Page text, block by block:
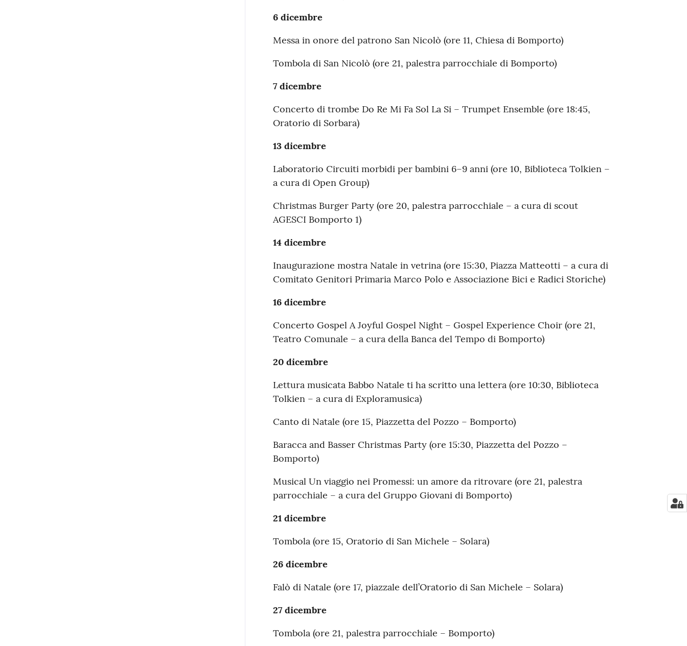
6 dicembre
Messa in onore del patrono San Nicolò (ore 11, Chiesa di Bomporto)
Tombola di San Nicolò (ore 21, palestra parrocchiale di Bomporto)
7 dicembre
Concerto di trombe Do Re Mi Fa Sol La Si – Trumpet Ensemble (ore 18:45,
Oratorio di Sorbara)
13 dicembre
Laboratorio Circuiti morbidi per bambini 6–9 anni (ore 10, Biblioteca Tolkien –
a cura di Open Group)
Christmas Burger Party (ore 20, palestra parrocchiale – a cura di scout
AGESCI Bomporto 1)
14 dicembre
Inaugurazione mostra Natale in vetrina (ore 15:30, Piazza Matteotti – a cura di
Comitato Genitori Primaria Marco Polo e Associazione Bici e Radici Storiche)
16 dicembre
Concerto Gospel A Joyful Gospel Night – Gospel Experience Choir (ore 21,
Teatro Comunale – a cura della Banca del Tempo di Bomporto)
20 dicembre
Lettura musicata Babbo Natale ti ha scritto una lettera (ore 10:30, Biblioteca
Tolkien – a cura di Exploramusica)
Canto di Natale (ore 15, Piazzetta del Pozzo – Bomporto)
Baracca and Basser Christmas Party (ore 15:30, Piazzetta del Pozzo –
Bomporto)
Musical Un viaggio nei Promessi: un amore da ritrovare (ore 21, palestra
parrocchiale – a cura del Gruppo Giovani di Bomporto)
21 dicembre
Tombola (ore 15, Oratorio di San Michele – Solara)
26 dicembre
Falò di Natale (ore 17, piazzale dell’Oratorio di San Michele – Solara)
27 dicembre
Tombola (ore 21, palestra parrocchiale – Bomporto)